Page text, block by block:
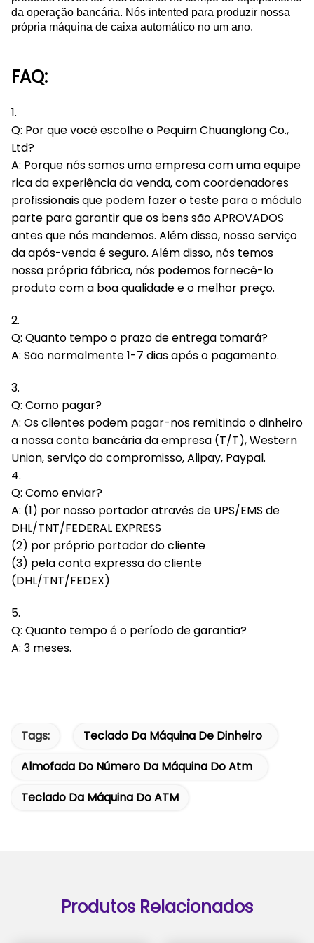
da operação bancária. Nós intented para produzir nossa
própria máquina de caixa automático no um ano.
FAQ:
1.
Q: Por que você escolhe o Pequim Chuanglong Co.,
Ltd?
A: Porque nós somos uma empresa com uma equipe
rica da experiência da venda, com coordenadores
profissionais que podem fazer o teste para o módulo
parte para garantir que os bens são APROVADOS
antes que nós mandemos. Além disso, nosso serviço
da após-venda é seguro. Além disso, nós temos
nossa própria fábrica, nós podemos fornecê-lo
produto com a boa qualidade e o melhor preço.
2.
Q: Quanto tempo o prazo de entrega tomará?
A: São normalmente 1-7 dias após o pagamento.
3.
Q: Como pagar?
A: Os clientes podem pagar-nos remitindo o dinheiro
a nossa conta bancária da empresa (T/T), Western
Union, serviço do compromisso, Alipay, Paypal.
4.
Q: Como enviar?
A: (1) por nosso portador através de UPS/EMS de
DHL/TNT/FEDERAL EXPRESS
(2) por próprio portador do cliente
(3) pela conta expressa do cliente
(DHL/TNT/FEDEX)
5.
Q: Quanto tempo é o período de garantia?
A: 3 meses.
Tags:
Teclado Da Máquina De Dinheiro
Almofada Do Número Da Máquina Do Atm
Teclado Da Máquina Do ATM
Produtos Relacionados